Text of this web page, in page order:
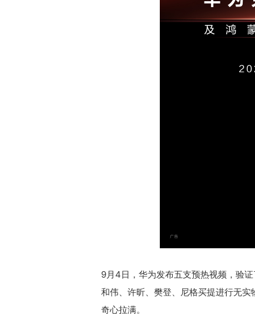
9月4日，华为发布五支预热视频，验
和伟、许昕、樊登、尼格买提进行无
奇心拉满。